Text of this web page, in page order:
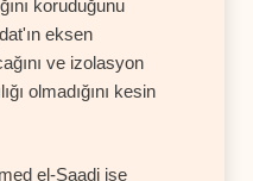
koruduğunu
eksen
ve izolasyon
olmadığını kesin
el-Saadi ise